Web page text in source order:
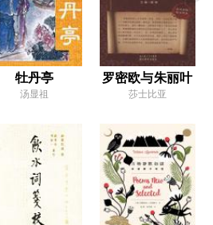
牡丹亭
汤显祖
罗密欧与朱丽叶
莎士比亚